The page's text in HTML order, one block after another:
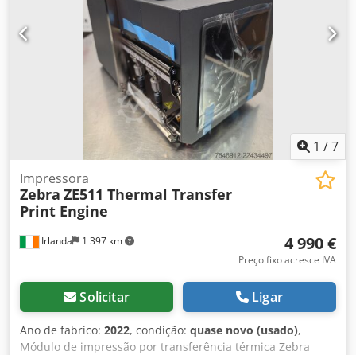
1 /7
Irlanda 1 397 km
Impressora
Zebra ZE511 Thermal Transfer
Print Engine
4 990 €
Preço fixo acresce IVA
Solicitar Ligar
Ano de fabrico: 2022, condição: quase novo (usado),
Módulo de impressão por transferência térmica Zebra